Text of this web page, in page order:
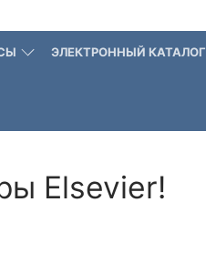
ЭЛЕКТРОННЫЙ КАТАЛОГ
Elsevier!